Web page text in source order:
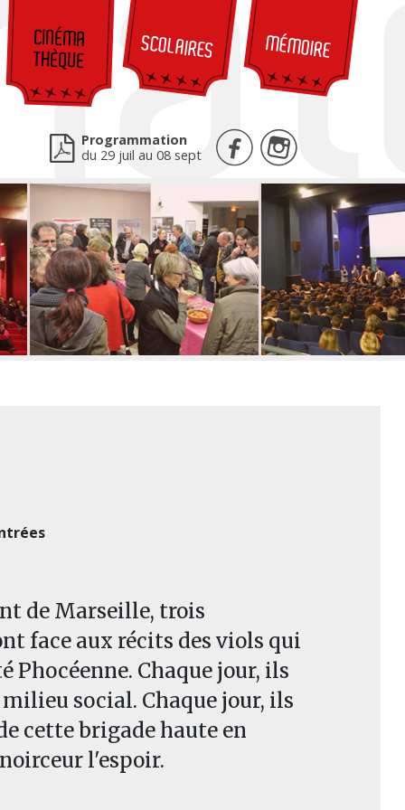
CINÉMA
THÈQUE
SCOLAIRES MÉMOIRE
Programmation
du 29 juil au 08 sept
de Marseille, trois
face aux récits des viols qui
Chaque jour, ils
social. Chaque jour, ils
cette brigade haute en
l'espoir.